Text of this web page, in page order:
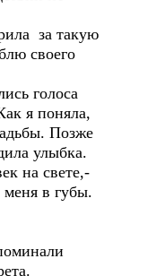
за такую
своего
голоса
я поняла,
Позже
улыбка.
на свете,-
меня в губы.